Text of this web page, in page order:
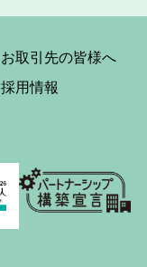
お取引先の皆様へ
採用情報